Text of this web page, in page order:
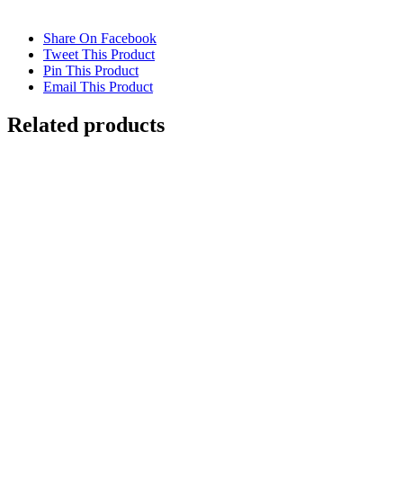
Share On Facebook
Tweet This Product
Pin This Product
Email This Product
Related products